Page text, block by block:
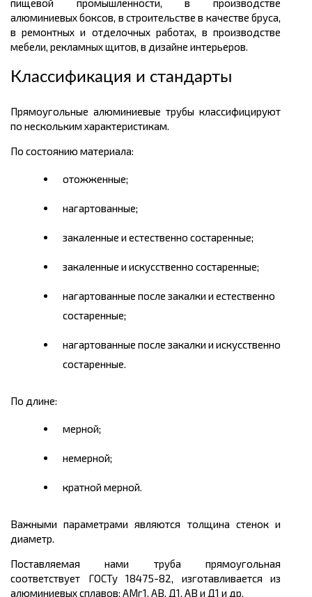
пищевой промышленности, в производстве
алюминиевых боксов, в строительстве в качестве бруса,
в ремонтных и отделочных работах, в производстве
мебели, рекламных щитов, в дизайне интерьеров.
Классификация и стандарты
Прямоугольные алюминиевые трубы классифицируют
по нескольким характеристикам.
По состоянию материала:
отожженные;
нагартованные;
закаленные и естественно состаренные;
закаленные и искусственно состаренные;
нагартованные после закалки и естественно
состаренные;
нагартованные после закалки и искусственно
состаренные.
По длине:
мерной;
немерной;
кратной мерной.
Важными параметрами являются толщина стенок и
диаметр.
Поставляемая нами труба прямоугольная
соответствует ГОСТу 18475-82, изготавливается из
алюминиевых сплавов: АМг1, АВ, Д1, АВ и Д1 и др.